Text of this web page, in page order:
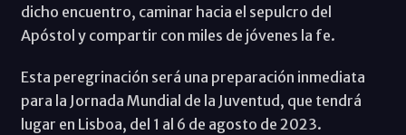
dicho encuentro, caminar hacia el sepulcro del
Apóstol y compartir con miles de jóvenes la fe.
Esta peregrinación será una preparación inmediata
para la Jornada Mundial de la Juventud, que tendrá
lugar en Lisboa, del 1 al 6 de agosto de 2023.